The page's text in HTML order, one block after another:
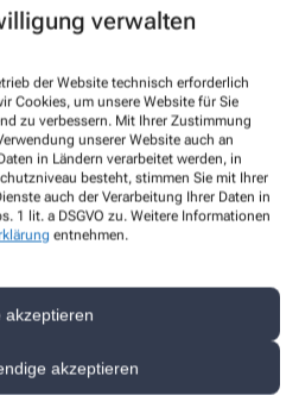
verwalten
der Website technisch erforderlich
Cookies, um unsere Website für Sie
zu verbessern. Mit Ihrer Zustimmung
unserer Website auch an
in Ländern verarbeitet werden, in
besteht, stimmen Sie mit Ihrer
auch der Verarbeitung Ihrer Daten in
1 lit. a DSGVO zu. Weitere Informationen
entnehmen.
akzeptieren
akzeptieren